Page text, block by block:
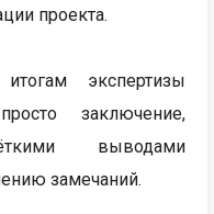
проекта.
экспертизы
заключение,
выводами
замечаний.